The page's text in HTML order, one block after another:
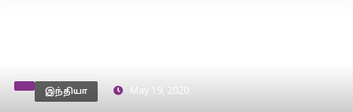
இந்தியா May 19, 2020